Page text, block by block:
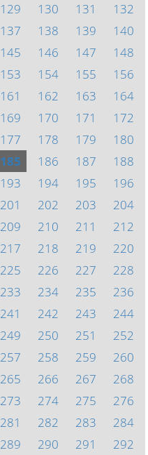
129 130 131
132
137 138 139
140
145 146 147
148
153 154 155
156
161 162 163
164
169 170 171
172
177 178 179
180
185 186 187
188
193 194 195
196
201 202 203
204
209 210 211
212
217 218 219
220
225 226 227
228
233 234 235
236
241 242 243
244
249 250 251
252
257 258 259
260
265 266 267
268
273 274 275
276
281 282 283
284
289 290 291
292